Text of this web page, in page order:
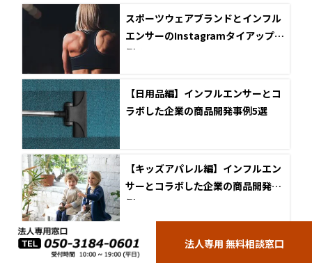
スポーツウェアブランドとインフル
エンサーのInstagramタイアップ事
例5選
【日用品編】インフルエンサーとコ
ラボした企業の商品開発事例5選
【キッズアパレル編】インフルエン
サーとコラボした企業の商品開発事
例5選
【2026年最新】今すぐ痩せたい方必
法人専用 無料相談窓口